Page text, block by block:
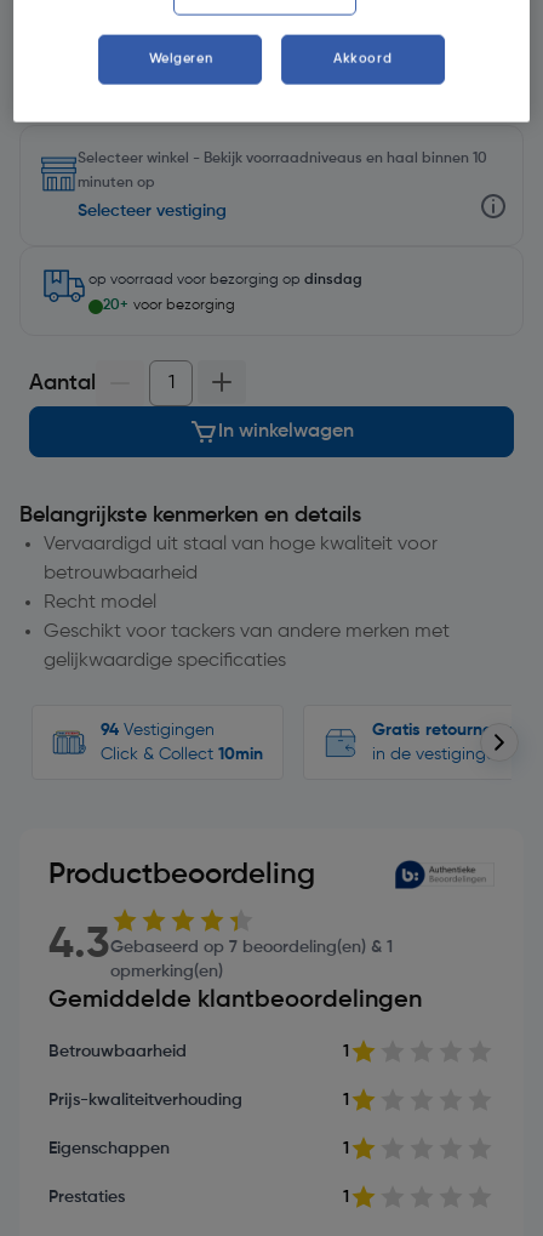
Kies productvariant(5)
Selecteer winkel - Bekijk voorraadniveaus en haal binnen 10
minuten op
Selecteer vestiging
op voorraad voor bezorging op dinsdag
20+ voor bezorging
Aantal
In winkelwagen
Belangrijkste kenmerken en details
Vervaardigd uit staal van hoge kwaliteit voor
betrouwbaarheid
Recht model
Geschikt voor tackers van andere merken met
gelijkwaardige specificaties
94 Vestigingen
Click & Collect 10min
Gratis retourneren
in de vestigingen
Productbeoordeling
4.3Gebaseerd op 7 beoordeling(en) & 1
opmerking(en)
Gemiddelde klantbeoordelingen
Betrouwbaarheid 1
Prijs-kwaliteitverhouding 1
Eigenschappen 1
Prestaties 1
Weigeren Akkoord